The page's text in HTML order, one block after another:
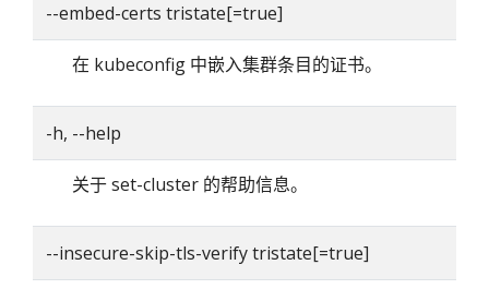
--embed-certs tristate[=true]
在 kubeconfig 中嵌入集群条目的证书。
-h, --help
关于 set-cluster 的帮助信息。
--insecure-skip-tls-verify tristate[=true]